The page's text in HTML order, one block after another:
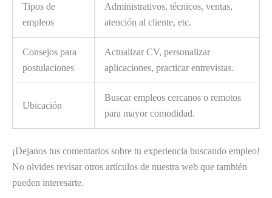
Tipos de
empleos
Administrativos, técnicos, ventas,
atención al cliente, etc.
Consejos para
postulaciones
Actualizar CV, personalizar
aplicaciones, practicar entrevistas.
Ubicación
Buscar empleos cercanos o remotos
para mayor comodidad.
¡Dejanos tus comentarios sobre tu experiencia buscando empleo!
No olvides revisar otros artículos de nuestra web que también
pueden interesarte.